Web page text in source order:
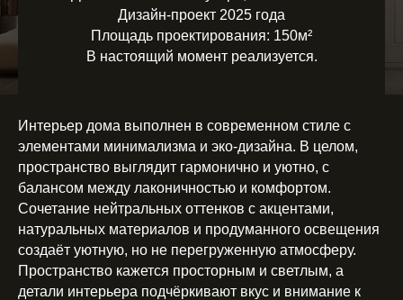
Дизайн-проект 2025 года
Площадь проектирования: 150м²
В настоящий момент реализуется.
Интерьер дома выполнен в современном стиле с
элементами минимализма и эко-дизайна. В целом,
пространство выглядит гармонично и уютно, с
балансом между лаконичностью и комфортом.
Сочетание нейтральных оттенков с акцентами,
натуральных материалов и продуманного освещения
создаёт уютную, но не перегруженную атмосферу.
Пространство кажется просторным и светлым, а
детали интерьера подчёркивают вкус и внимание к